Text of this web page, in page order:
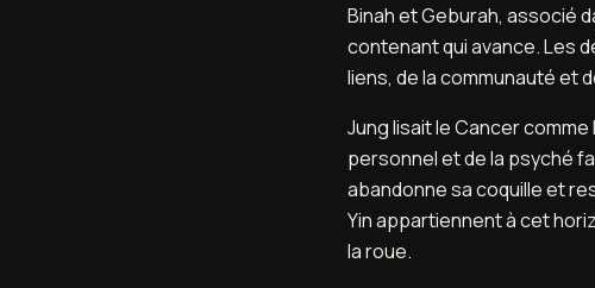
Binah et Geburah, associé
contenant qui avance. Les
liens, de la communauté et
Jung lisait le Cancer
personnel et de la psyché
abandonne sa coquille et
Yin appartiennent à cet
la roue.